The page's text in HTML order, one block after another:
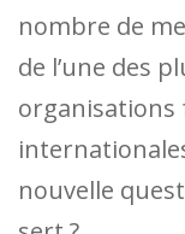
nombre de
de l’une des
organisations
nouvelle